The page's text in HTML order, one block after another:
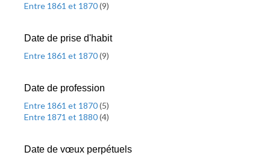
Entre 1861 et 1870(9)
Date de prise d'habit
Entre 1861 et 1870(9)
Date de profession
Entre 1861 et 1870(5)
Entre 1871 et 1880(4)
Date de vœux perpétuels